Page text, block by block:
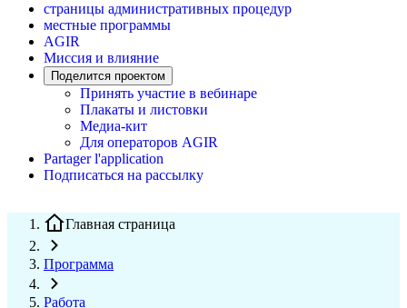
страницы административных процедур
местные программы
AGIR
Миссия и влияние
Поделится проектом
Принять участие в вебинаре
Плакаты и листовки
Медиа-кит
Для операторов AGIR
Partager l'application
Подписаться на рассылку
Главная страница
Программа
Работа